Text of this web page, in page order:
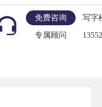
免费咨询 写字
专属顾问